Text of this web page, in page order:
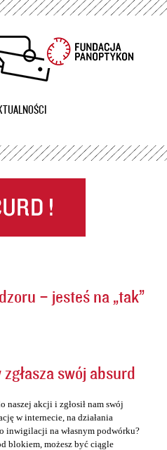
– jesteś na „tak”
swój absurd
naszej akcji i zgłosił nam swój
w internecie, na działania
inwigilacji na własnym podwórku?
blokiem, możesz być ciągle